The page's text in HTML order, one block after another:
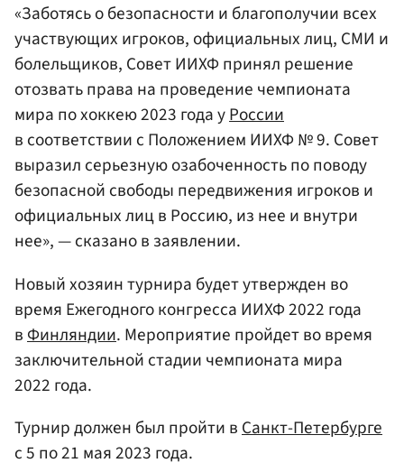
«Заботясь о безопасности и благополучии всех
участвующих игроков, официальных лиц, СМИ и
болельщиков, Совет ИИХФ принял решение
отозвать права на проведение чемпионата
мира по хоккею 2023 года уРоссии
в соответствии с Положением ИИХФ № 9. Совет
выразил серьезную озабоченность по поводу
безопасной свободы передвижения игроков и
официальных лиц в Россию, из нее и внутри
нее», — сказано в заявлении.
Новый хозяин турнира будет утвержден во
время Ежегодного конгресса ИИХФ 2022 года
в Финляндии. Мероприятие пройдет во время
заключительной стадии чемпионата мира
2022 года.
Турнир должен был пройти вСанкт-Петербурге
с 5 по 21 мая 2023 года.